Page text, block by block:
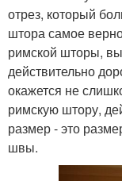
отрез, который
штора самое
римской шторы,
действительно
окажется не
римскую штору,
размер - это
швы.